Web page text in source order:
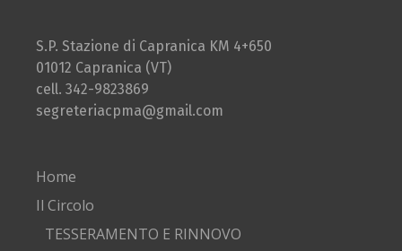
S.P. Stazione di Capranica KM 4+650
01012 Capranica (VT)
cell. 342-9823869
segreteriacpma@gmail.com
Home
Il Circolo
TESSERAMENTO E RINNOVO